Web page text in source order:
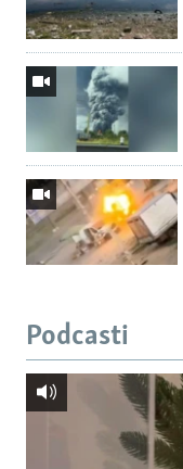
Podcasti